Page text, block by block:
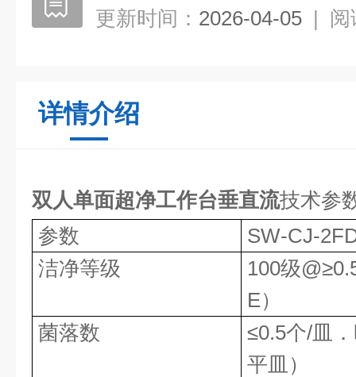
更新时间： 2026-04-05 | 阅
详情介绍
双人单面超净工作台垂直流技术参
参数
SW-CJ-
洁净等级
100级
E）
菌落数
≤0.5个/皿
平皿）